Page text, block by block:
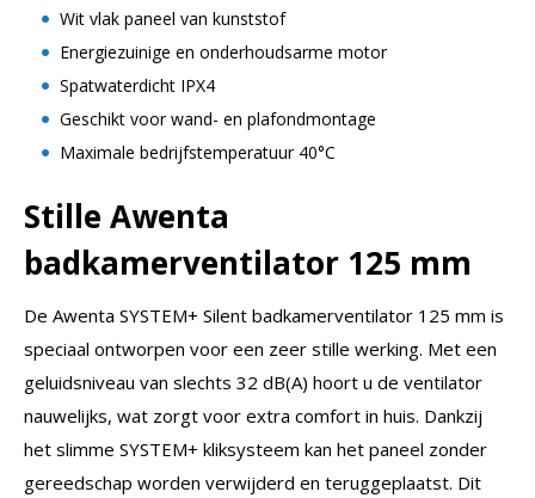
Wit vlak paneel van kunststof
Energiezuinige en onderhoudsarme motor
Spatwaterdicht IPX4
Geschikt voor wand- en plafondmontage
Maximale bedrijfstemperatuur 40°C
Stille Awenta
badkamerventilator 125 mm
De Awenta SYSTEM+ Silent badkamerventilator 125 mm is
speciaal ontworpen voor een zeer stille werking. Met een
geluidsniveau van slechts 32 dB(A) hoort u de ventilator
nauwelijks, wat zorgt voor extra comfort in huis. Dankzij
het slimme SYSTEM+ kliksysteem kan het paneel zonder
gereedschap worden verwijderd en teruggeplaatst. Dit